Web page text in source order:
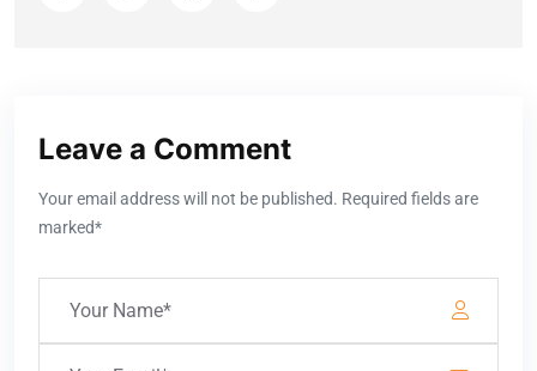
Leave a Comment
Your email address will not be published. Required fields are
marked*